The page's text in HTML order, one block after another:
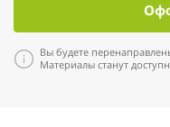
Вы будете
Материалы станут